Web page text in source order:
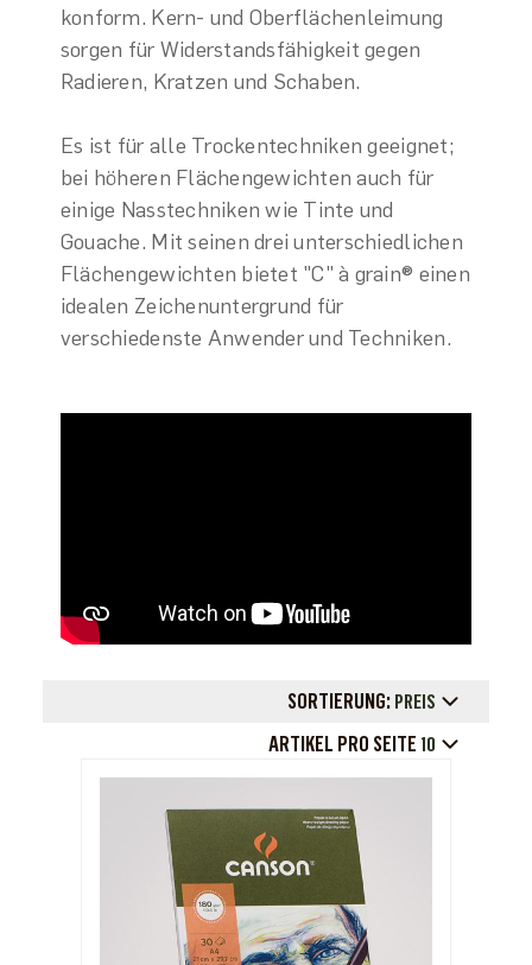
konform. Kern- und Oberflächenleimung
sorgen für Widerstandsfähigkeit gegen
Radieren, Kratzen und Schaben.
Es ist für alle Trockentechniken geeignet;
bei höheren Flächengewichten auch für
einige Nasstechniken wie Tinte und
Gouache. Mit seinen drei unterschiedlichen
Flächengewichten bietet "C" à grain® einen
idealen Zeichenuntergrund für
verschiedenste Anwender und Techniken.
SORTIERUNG: PREIS
ARTIKEL PRO SEITE 10